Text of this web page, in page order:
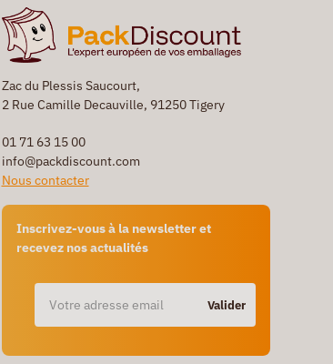
Zac du Plessis Saucourt,
2 Rue Camille Decauville, 91250 Tigery
01 71 63 15 00
info@packdiscount.com
Nous contacter
Inscrivez-vous à la newsletter et
recevez nos actualités
Valider